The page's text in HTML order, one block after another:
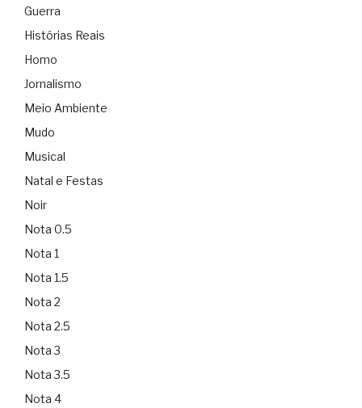
Guerra
Histórias Reais
Homo
Jornalismo
Meio Ambiente
Mudo
Musical
Natal e Festas
Noir
Nota 0.5
Nota 1
Nota 1.5
Nota 2
Nota 2.5
Nota 3
Nota 3.5
Nota 4